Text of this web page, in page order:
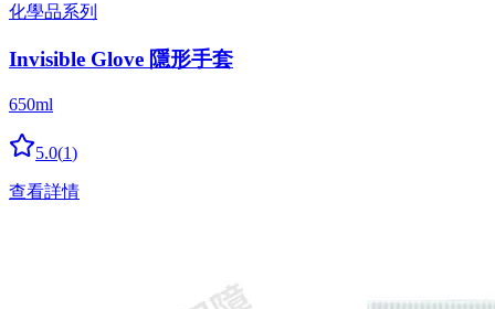
化學品系列
Invisible Glove 隱形手套
650ml
5.0(1)
查看詳情